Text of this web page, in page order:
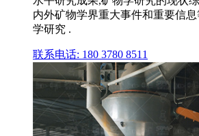
内外矿物学界重大事件和重要信
学研究 .
联系电话: 180 3780 8511